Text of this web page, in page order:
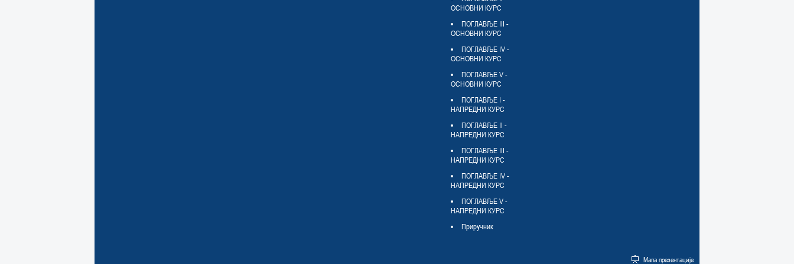
ОСНОВНИ КУРС
ПОГЛАВЉЕ III -
ОСНОВНИ КУРС
ПОГЛАВЉЕ IV -
ОСНОВНИ КУРС
ПОГЛАВЉЕ V -
ОСНОВНИ КУРС
ПОГЛАВЉЕ I -
НАПРЕДНИ КУРС
ПОГЛАВЉЕ II -
НАПРЕДНИ КУРС
ПОГЛАВЉЕ III -
НАПРЕДНИ КУРС
ПОГЛАВЉЕ IV -
НАПРЕДНИ КУРС
ПОГЛАВЉЕ V -
НАПРЕДНИ КУРС
Приручник
Мапа презентације